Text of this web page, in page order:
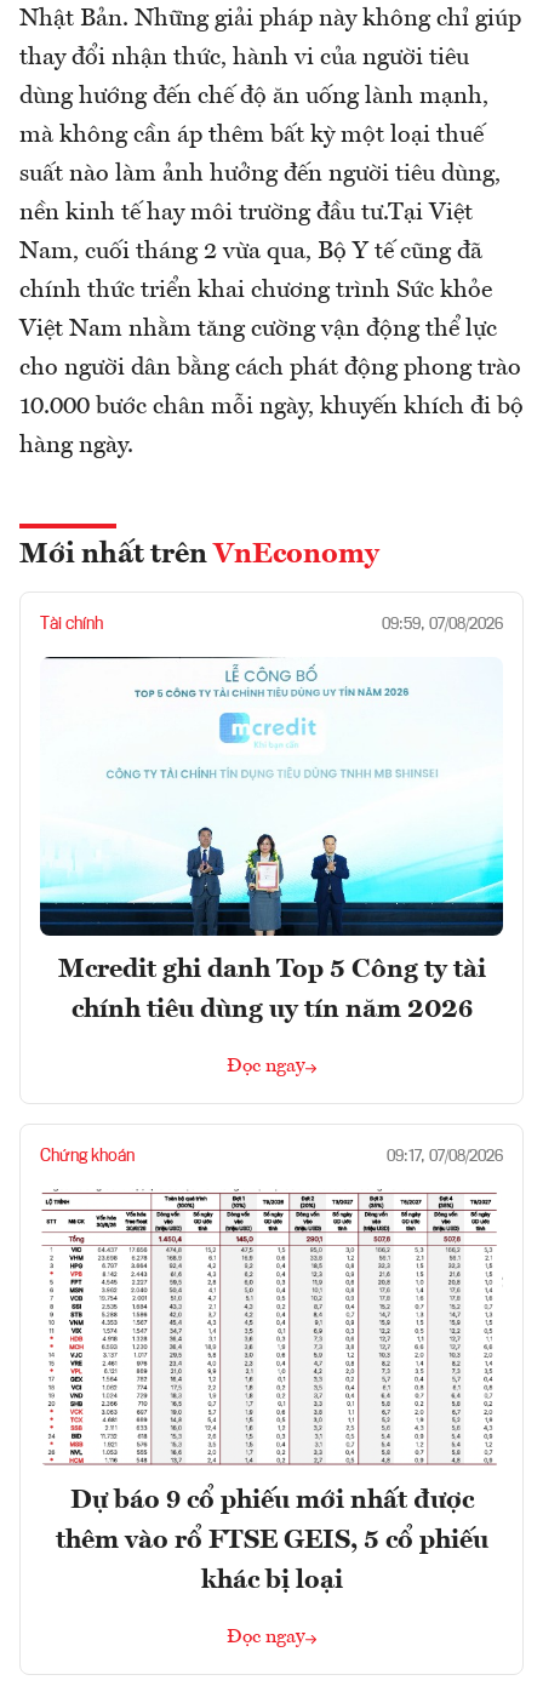
Nhật Bản. Những giải pháp này không chỉ giúp
thay đổi nhận thức, hành vi của người tiêu
dùng hướng đến chế độ ăn uống lành mạnh,
mà không cần áp thêm bất kỳ một loại thuế
suất nào làm ảnh hưởng đến người tiêu dùng,
nền kinh tế hay môi trường đầu tư.Tại Việt
Nam, cuối tháng 2 vừa qua, Bộ Y tế cũng đã
chính thức triển khai chương trình Sức khỏe
Việt Nam nhằm tăng cường vận động thể lực
cho người dân bằng cách phát động phong trào
10.000 bước chân mỗi ngày, khuyến khích đi bộ
hàng ngày.
Mới nhất trên VnEconomy
Tài chính 09:59, 07/08/2026
Mcredit ghi danh Top 5 Công ty tài
chính tiêu dùng uy tín năm 2026
Đọc ngay
Chứng khoán 09:17, 07/08/2026
Dự báo 9 cổ phiếu mới nhất được
thêm vào rổ FTSE GEIS, 5 cổ phiếu
khác bị loại
Đọc ngay